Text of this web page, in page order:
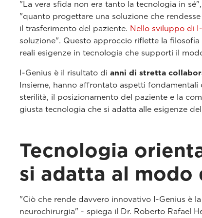
"La vera sfida non era tanto la tecnologia in
"quanto progettare una soluzione che
il trasferimento del paziente. Nello sviluppo di
soluzione". Questo approccio riflette la
reali esigenze in tecnologia che supporti il
I-Genius è il risultato di anni di stretta
Insieme, hanno affrontato aspetti
sterilità, il posizionamento del paziente e la
giusta tecnologia che si adatta alle esigenze
Tecnologia
si adatta al modo
"Ciò che rende davvero innovativo I-Genius è
neurochirurgia" - spiega il Dr. Roberto Rafael